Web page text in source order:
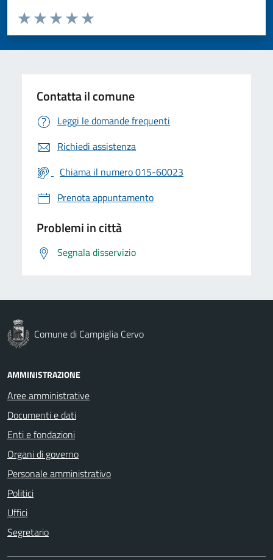
Valuta da 1 a 5 stelle la pagina
Valuta 5 stelle su 5
Valuta 4 stelle su 5
Valuta 3 stelle su 5
Valuta 2 stelle su 5
Valuta 1 stelle su 5
Contatta il comune
Leggi le domande frequenti
Richiedi assistenza
Chiama il numero 015-60023
Prenota appuntamento
Problemi in città
Segnala disservizio
Comune di Campiglia Cervo
AMMINISTRAZIONE
Aree amministrative
Documenti e dati
Enti e fondazioni
Organi di governo
Personale amministrativo
Politici
Uffici
Segretario